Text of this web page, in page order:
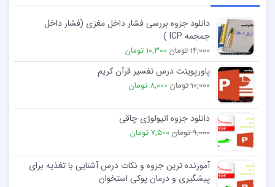
دانلود جزوه بررسی فشار داخل مغزی (فشار داخل
جمجمه ICP )
14,000 تومان 10,300 تومان
پاورپوینت درس تفسیر قرآن کریم
10,000 تومان 8,000 تومان
دانلود جزوه اتیولوژی چاقی
9,000 تومان 7,500 تومان
آموزنده ترین جزوه و نکات درس آشنایی با تغذیه برای
پیشگیری و درمان پوکی استخوان